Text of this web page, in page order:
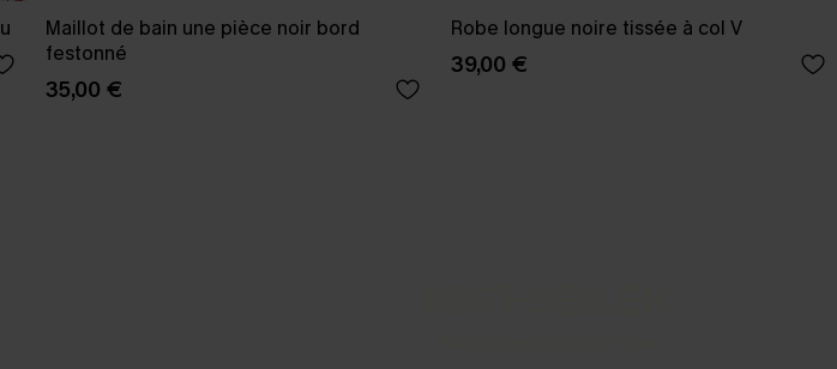
Maillot de bain une pièce noir bord
festonné
35,00 €
Robe longue noire tissée à col V
39,00 €